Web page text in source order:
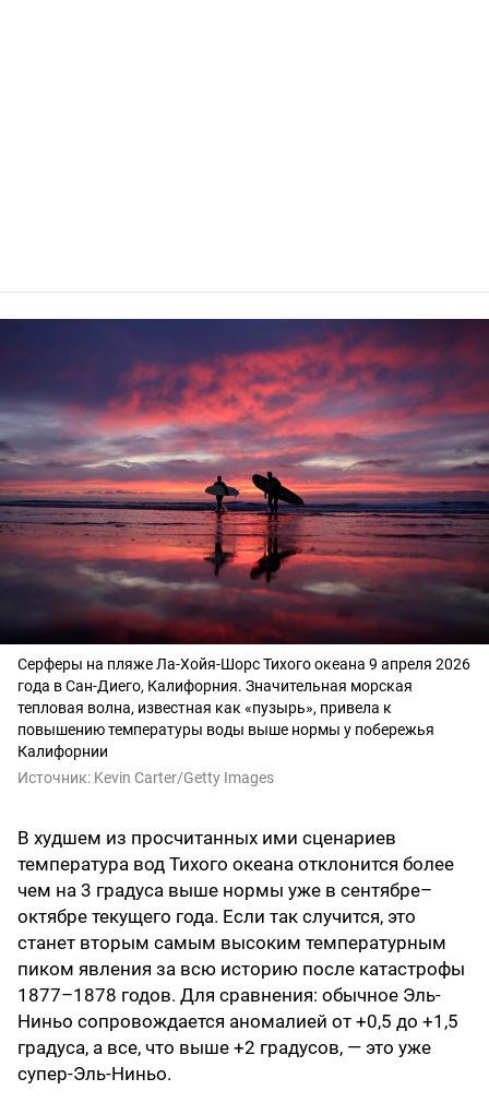
Серферы на пляже Ла-Хойя-Шорс Тихого океана 9 апреля 2026
года в Сан-Диего, Калифорния. Значительная морская
тепловая волна, известная как «пузырь», привела к
повышению температуры воды выше нормы у побережья
Калифорнии
Источник: Kevin Carter/Getty Images
В худшем из просчитанных ими сценариев
температура вод Тихого океана отклонится более
чем на 3 градуса выше нормы уже в сентябре–
октябре текущего года. Если так случится, это
станет вторым самым высоким температурным
пиком явления за всю историю после катастрофы
1877–1878 годов. Для сравнения: обычное Эль-
Ниньо сопровождается аномалией от +0,5 до +1,5
градуса, а все, что выше +2 градусов, — это уже
супер-Эль-Ниньо.